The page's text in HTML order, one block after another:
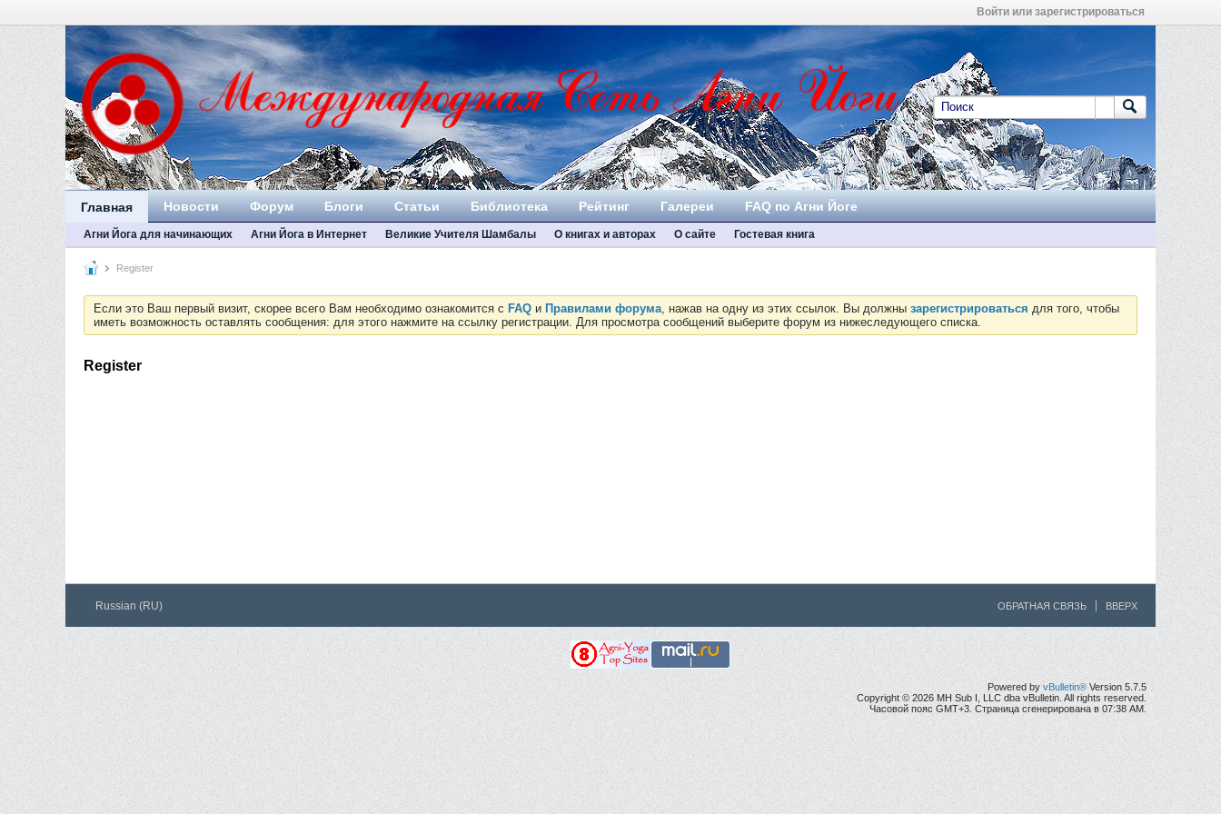
Войти или зарегистрироваться
Главная Новости Форум Блоги Статьи Библиотека Рейтинг Галереи FAQ по Агни Йоге
Агни Йога для начинающих Агни Йога в Интернет Великие Учителя Шамбалы О книгах и авторах О сайте Гостевая книга
Register
Если это Ваш первый визит, скорее всего Вам необходимо ознакомится с FAQ и Правилами форума, нажав на одну из этих ссылок. Вы должны зарегистрироваться для того, чтобы
иметь возможность оставлять сообщения: для этого нажмите на ссылку регистрации. Для просмотра сообщений выберите форум из нижеследующего списка.
Register
Russian (RU) ОБРАТНАЯ СВЯЗЬ ВВЕРХ
Powered by vBulletin® Version 5.7.5
Copyright © 2026 MH Sub I, LLC dba vBulletin. All rights reserved.
Часовой пояс GMT+3. Страница сгенерирована в 07:38 AM.